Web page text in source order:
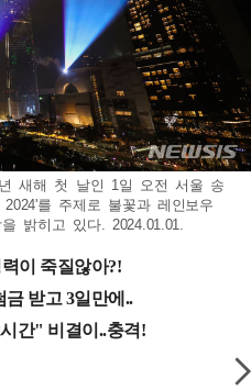
새해 첫 날인 1일 오전 서울 송
를 주제로 불꽃과 레인보우
밝히고 있다. 2024.01.01.